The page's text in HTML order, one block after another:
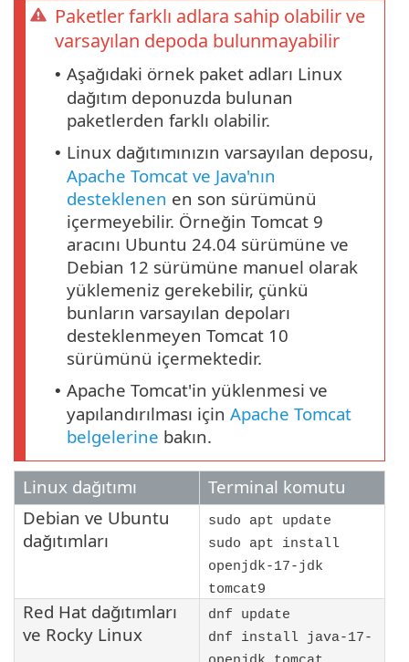
Paketler farklı adlara sahip olabilir ve
varsayılan depoda bulunmayabilir
• Aşağıdaki örnek paket adları Linux
dağıtım deponuzda bulunan
paketlerden farklı olabilir.
• Linux dağıtımınızın varsayılan deposu,
Apache Tomcat ve Java'nın
desteklenen en son sürümünü
içermeyebilir. Örneğin Tomcat 9
aracını Ubuntu 24.04 sürümüne ve
Debian 12 sürümüne manuel olarak
yüklemeniz gerekebilir, çünkü
bunların varsayılan depoları
desteklenmeyen Tomcat 10
sürümünü içermektedir.
• Apache Tomcat'in yüklenmesi ve
yapılandırılması için Apache Tomcat
belgelerine bakın.
Linux dağıtımı
Terminal komutu
Debian ve Ubuntu
dağıtımları
sudo apt update
sudo apt install
openjdk-17-jdk
tomcat9
Red Hat dağıtımları
ve Rocky Linux
dnf update
dnf install java-17-